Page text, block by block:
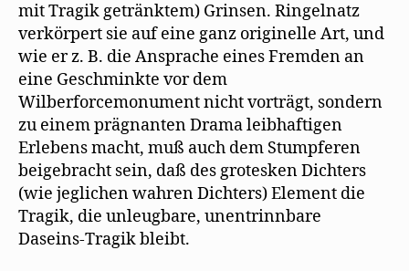
mit Tragik getränktem) Grinsen. Ringelnatz
verkörpert sie auf eine ganz originelle Art, und
wie er z. B. die Ansprache eines Fremden an
eine Geschminkte vor dem
Wilberforcemonument nicht vorträgt, sondern
zu einem prägnanten Drama leibhaftigen
Erlebens macht, muß auch dem Stumpferen
beigebracht sein, daß des grotesken Dichters
(wie jeglichen wahren Dichters) Element die
Tragik, die unleugbare, unentrinnbare
Daseins-Tragik bleibt.